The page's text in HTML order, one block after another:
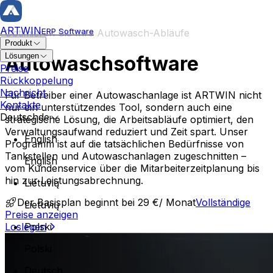
ARTWINERP Software
Produkt
Reparatur und Fahrzeug
Reparaturauftrag
Reparaturverlauf
Fahrzeugkarte
Eigentümerführung
Autoserviceplanung
Megaplaner
Betriebsmanagement
Kundenreservierung
Technikerzuweisung
Inventar und Bestellungen
Lösungen
Karosserie Fachwerkstatt
Professioneller und zuverlässiger Autoservice,
Lackierung
Preise
Rückkoppelung
Nachricht
Kontakte
Deutschde
English
English
Lietuvių
Lietuvių
Polski
Optimieren Sie Ihre Autowasch-Abläufe
Autowaschsoftware
Für Betreiber einer Autowaschanlage ist ARTWIN nicht
nur ein unterstützendes Tool, sondern auch eine
strategische Lösung, die Arbeitsabläufe optimiert, den
Verwaltungsaufwand reduziert und Zeit spart. Unser
Programm ist auf die tatsächlichen Bedürfnisse von
Tankstellen und Autowaschanlagen zugeschnitten –
vom Kundenservice über die Mitarbeiterzeitplanung bis
hin zur Leistungsabrechnung.
Der Basisplan beginnt bei 29 €/ MonatVollständige
Preise anzeigen
Loslegen